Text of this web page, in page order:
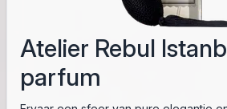
Atelier Rebul
parfum